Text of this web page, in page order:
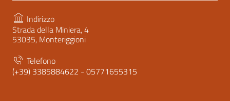
Indirizzo
Strada della Miniera, 4
53035, Monteriggioni
Telefono
(+39) 3385884622 - 05771655315